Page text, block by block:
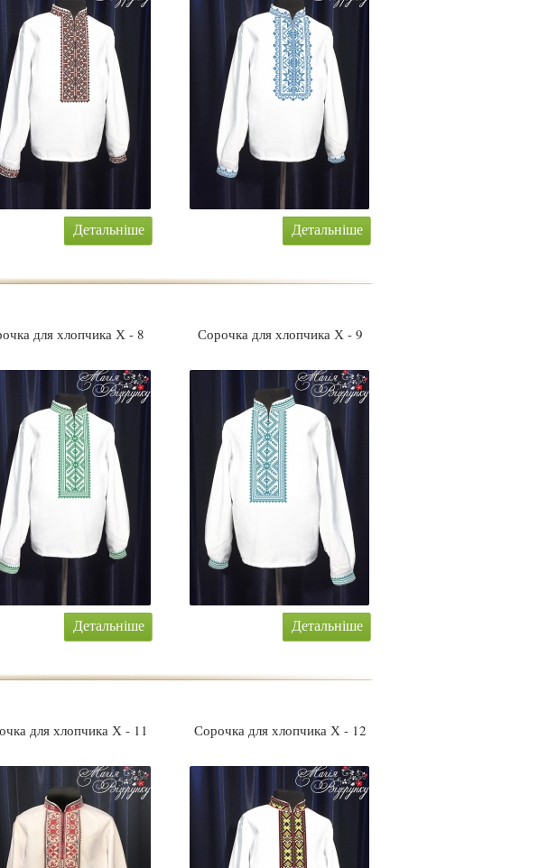
Детальніше Детальніше
для хлопчика Х - 8
Детальніше
Сорочка для хлопчика Х - 9
Детальніше
для хлопчика Х - 11 Сорочка для хлопчика Х - 12